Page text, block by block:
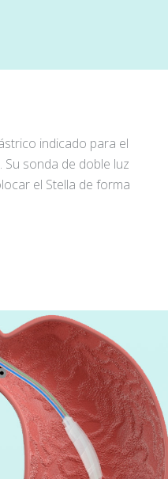
indicado para el
sonda de doble luz
el Stella de forma